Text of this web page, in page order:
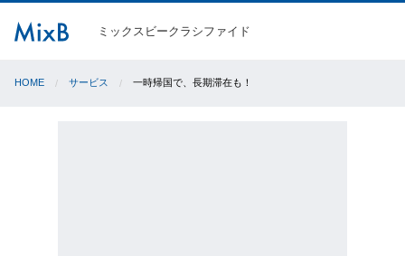
ミックスビークラシファイド
HOME サービス 一時帰国で、長期滞在も！